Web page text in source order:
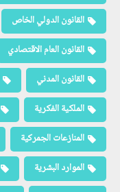
القانون الدولي الخاص
القانون العام الاقتصادي
القانون المدني
الملكية الفكرية
المنازعات الجمركية
الموارد البشرية